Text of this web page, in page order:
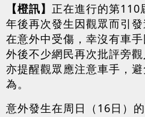
【橙訊】 正在進行的第110
年後再次發生因觀眾而引
在意外中受傷，幸沒有車
外後不少網民再次批評旁
亦提醒觀眾應注意車手，
為。
意外發生在周日（16日）